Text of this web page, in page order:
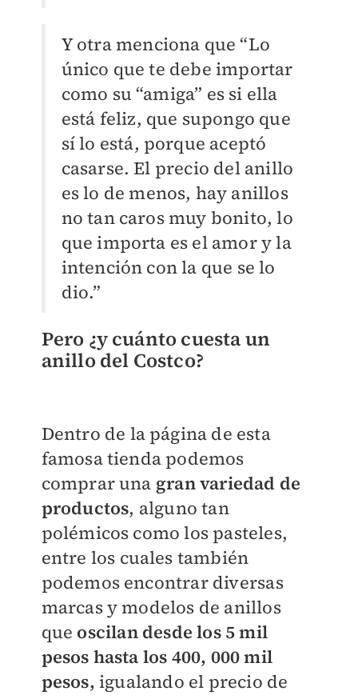
Y otra menciona que “Lo
único que te debe importar
como su “amiga” es si ella
está feliz, que supongo que
sí lo está, porque aceptó
casarse. El precio del anillo
es lo de menos, hay anillos
no tan caros muy bonito, lo
que importa es el amor y la
intención con la que se lo
dio.”
Pero ¿y cuánto cuesta un
anillo del Costco?
Dentro de la página de esta
famosa tienda podemos
comprar una gran variedad de
productos, alguno tan
polémicos como los pasteles,
entre los cuales también
podemos encontrar diversas
marcas y modelos de anillos
que oscilan desde los 5 mil
pesos hasta los 400, 000 mil
pesos, igualando el precio de